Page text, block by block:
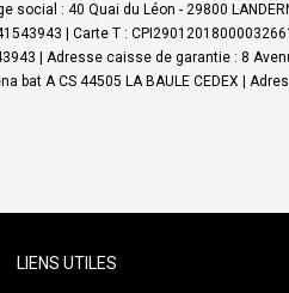
: 40 Quai du Léon - 29800
| Carte T :
| Adresse caisse de garantie : 8
bat A CS 44505 LA BAULE CEDEX |
LIENS UTILES